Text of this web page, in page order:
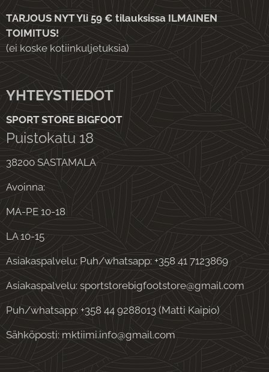
TARJOUS NYT Yli 59 € tilauksissa ILMAINEN
TOIMITUS!
(ei koske kotiinkuljetuksia)
YHTEYSTIEDOT
SPORT STORE BIGFOOT
Puistokatu 18
38200 SASTAMALA
Avoinna:
MA-PE 10-18
LA 10-15
Asiakaspalvelu: Puh/whatsapp: +358 41 7123869
Asiakaspalvelu: sportstorebigfootstore@gmail.com
Puh/whatsapp: +358 44 9288013 (Matti Kaipio)
Sähköposti: mktiimi.info@gmail.com